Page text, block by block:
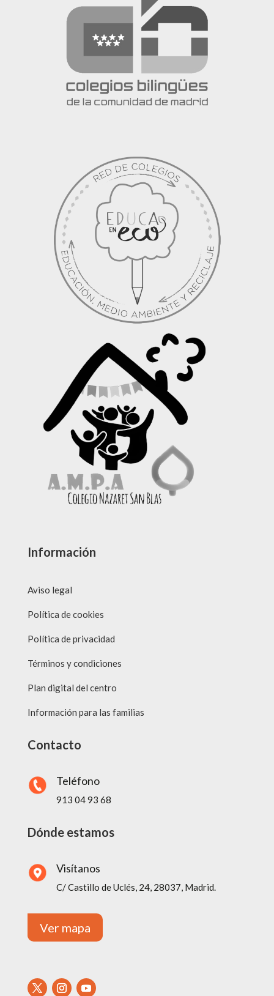
Información
Aviso legal
Política de cookies
Política de privacidad
Términos y condiciones
Plan digital del centro
Información para las familias
Contacto
Teléfono
913 04 93 68
Dónde estamos
Visítanos
C/ Castillo de Uclés, 24, 28037, Madrid.
Ver mapa